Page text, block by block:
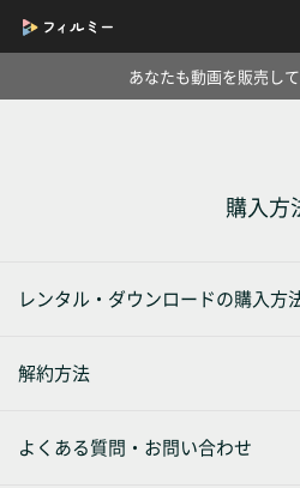
あなたも動画を販売し
購入方
レンタル・ダウンロードの購入方
解約方法
よくある質問・お問い合わせ